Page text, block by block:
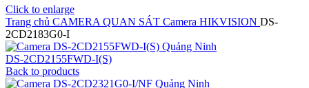
Click to enlarge
Trang chủ CAMERA QUAN SÁT Camera HIKVISION DS-
2CD2183G0-I
DS-2CD2155FWD-I(S)
Back to products